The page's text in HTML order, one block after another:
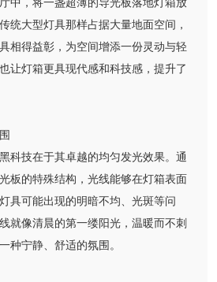
中，将一盏超薄的导光板落地灯箱放
统大型灯具那样占据大量地面空间，
相得益彰，为空间增添一份灵动与轻
让灯箱更具现代感和科技感，提升了
科技在于其卓越的均匀发光效果。通
板的特殊结构，光线能够在灯箱表面
具可能出现的明暗不均、光斑等问
就像清晨的第一缕阳光，温暖而不刺
种宁静、舒适的氛围。